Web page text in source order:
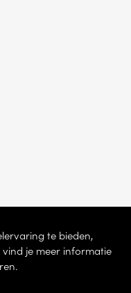
te bieden,
je meer informatie